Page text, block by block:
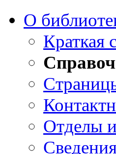
О
Краткая
Отделы